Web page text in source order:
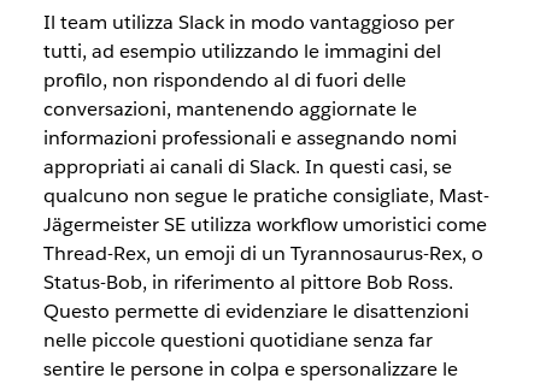
Il team utilizza Slack in modo vantaggioso per
tutti, ad esempio utilizzando le immagini del
profilo, non rispondendo al di fuori delle
conversazioni, mantenendo aggiornate le
informazioni professionali e assegnando nomi
appropriati ai canali di Slack. In questi casi, se
qualcuno non segue le pratiche consigliate, Mast-
Jägermeister SE utilizza workflow umoristici come
Thread-Rex, un emoji di un Tyrannosaurus-Rex, o
Status-Bob, in riferimento al pittore Bob Ross.
Questo permette di evidenziare le disattenzioni
nelle piccole questioni quotidiane senza far
sentire le persone in colpa e spersonalizzare le